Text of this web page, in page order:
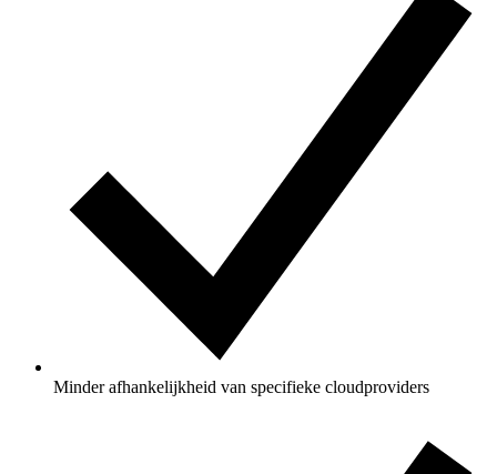
Minder afhankelijkheid van specifieke cloudproviders